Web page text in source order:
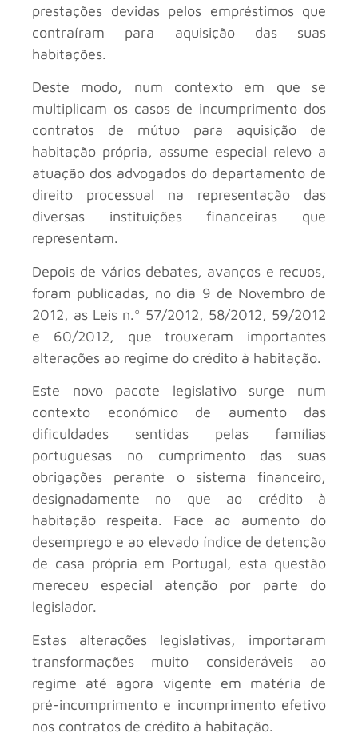
prestações devidas pelos empréstimos que
contraíram para aquisição das suas
habitações.
Deste modo, num contexto em que se
multiplicam os casos de incumprimento dos
contratos de mútuo para aquisição de
habitação própria, assume especial relevo a
atuação dos advogados do departamento de
direito processual na representação das
diversas instituições financeiras que
representam.
Depois de vários debates, avanços e recuos,
foram publicadas, no dia 9 de Novembro de
2012, as Leis n.º 57/2012, 58/2012, 59/2012
e 60/2012, que trouxeram importantes
alterações ao regime do crédito à habitação.
Este novo pacote legislativo surge num
contexto económico de aumento das
dificuldades sentidas pelas famílias
portuguesas no cumprimento das suas
obrigações perante o sistema financeiro,
designadamente no que ao crédito à
habitação respeita. Face ao aumento do
desemprego e ao elevado índice de detenção
de casa própria em Portugal, esta questão
mereceu especial atenção por parte do
legislador.
Estas alterações legislativas, importaram
transformações muito consideráveis ao
regime até agora vigente em matéria de
pré-incumprimento e incumprimento efetivo
nos contratos de crédito à habitação.